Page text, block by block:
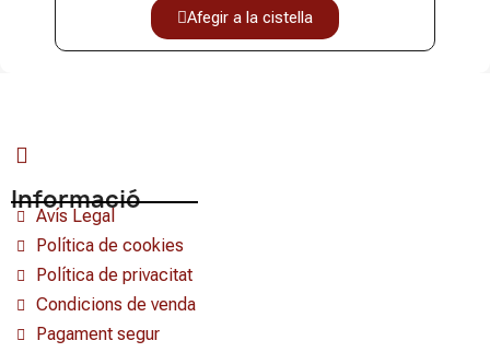
Afegir a la cistella
Informació
Avís Legal
Política de cookies
Política de privacitat
Condicions de venda
Pagament segur